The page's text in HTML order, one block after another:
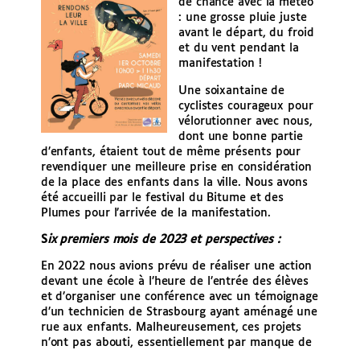
de chance avec la météo
: une grosse pluie juste
avant le départ, du froid
et du vent pendant la
manifestation !
Une soixantaine de
cyclistes courageux pour
vélorutionner avec nous,
dont une bonne partie
d’enfants, étaient tout de même présents pour
revendiquer une meilleure prise en considération
de la place des enfants dans la ville. Nous avons
été accueilli par le festival du Bitume et des
Plumes pour l’arrivée de la manifestation.
Six premiers mois de 2023 et perspectives :
En 2022 nous avions prévu de réaliser une action
devant une école à l’heure de l’entrée des élèves
et d’organiser une conférence avec un témoignage
d’un technicien de Strasbourg ayant aménagé une
rue aux enfants. Malheureusement, ces projets
n’ont pas abouti, essentiellement par manque de